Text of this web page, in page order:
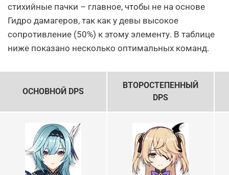
стихийные пачки – главное, чтобы не на основе
Гидро дамагеров, так как у девы высокое
сопротивление (50%) к этому элементу. В таблице
ниже показано несколько оптимальных команд.
ОСНОВНОЙ DPS
ВТОРОСТЕПЕННЫЙ
DPS